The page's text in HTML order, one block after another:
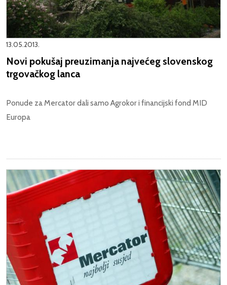
13.05.2013.
Novi pokušaj preuzimanja najvećeg slovenskog
trgovačkog lanca
Ponude za Mercator dali samo Agrokor i financijski fond MID
Europa